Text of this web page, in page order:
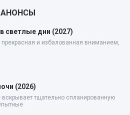
АНОНСЫ
светлые дни (2027)
и избалованная вниманием,
(2026)
тщательно спланированную